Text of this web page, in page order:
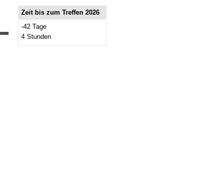
Zeit bis zum Treffen 2026
-42 Tage
4 Stunden